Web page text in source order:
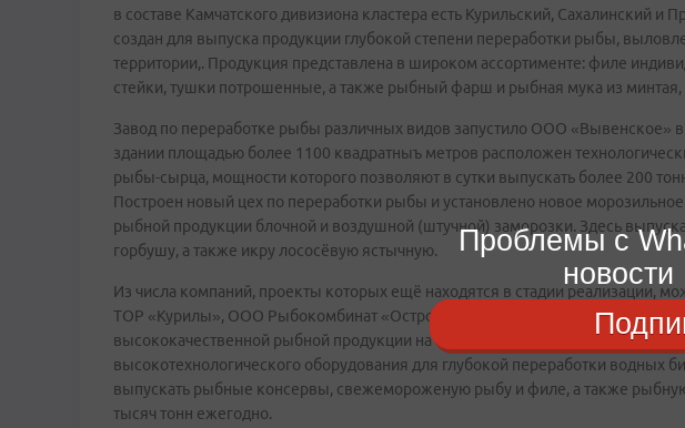
в составе Камчатского дивизиона кластера есть Курильский, Сахалинский и
создан для выпуска продукции глубокой степени переработки рыбы,
территории,. Продукция представлена в широком ассортименте: филе
стейки, тушки потрошенные, а также рыбный фарш и рыбная мука из минтая,
Завод по переработке рыбы различных видов запустило ООО «Вывенское»
здании площадью более 1100 квадратныъ метров расположен
рыбы-сырца, мощности которого позволяют в сутки выпускать более 200
Построен новый цех по переработки рыбы и установлено новое
рыбной продукции блочной и воздушной (штучной) заморозки. Здесь
горбушу, а также икру лососёвую ястычную.
Из числа компаний, проекты которых ещё находятся в стадии реализации,
ТОР «Курилы», ООО Рыбокомбинат «Островной». Инвестор строит комплекс
высококачественной рыбной продукции на оострове Шикотан с установкой
высокотехнологического оборудования для глубокой переработки водных
выпускать рыбные консервы, свежемороженую рыбу и филе, а также
тысяч тонн ежегодно.
Проблемы с